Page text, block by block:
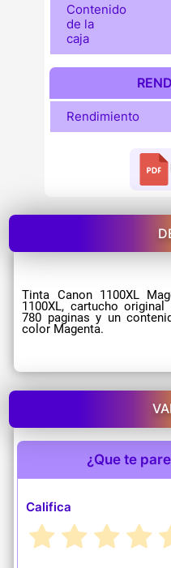
Contenido
de la
caja
Rendimiento
Tinta Canon 1100XL
1100XL, cartucho
780 paginas y un
color Magenta.
¿Que te
Califica